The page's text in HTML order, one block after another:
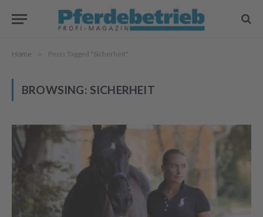
Home » Posts Tagged "Sicherheit"
BROWSING: SICHERHEIT